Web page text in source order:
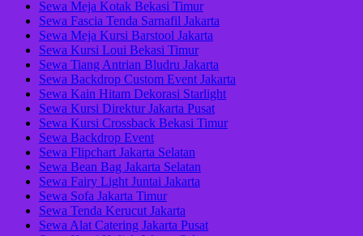
Sewa Meja Kotak Bekasi Timur
Sewa Fascia Tenda Sarnafil Jakarta
Sewa Meja Kursi Barstool Jakarta
Sewa Kursi Loui Bekasi Timur
Sewa Tiang Antrian Bludru Jakarta
Sewa Backdrop Custom Event Jakarta
Sewa Kain Hitam Dekorasi Starlight
Sewa Kursi Direktur Jakarta Pusat
Sewa Kursi Crossback Bekasi Timur
Sewa Backdrop Event
Sewa Flipchart Jakarta Selatan
Sewa Bean Bag Jakarta Selatan
Sewa Fairy Light Juntai Jakarta
Sewa Sofa Jakarta Timur
Sewa Tenda Kerucut Jakarta
Sewa Alat Catering Jakarta Pusat